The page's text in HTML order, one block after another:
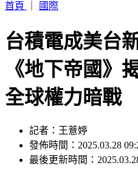
塵？
台積電成美台
《地下帝國》
全球權力暗戰
記者：王薏婷
發佈時間：2025.03.28